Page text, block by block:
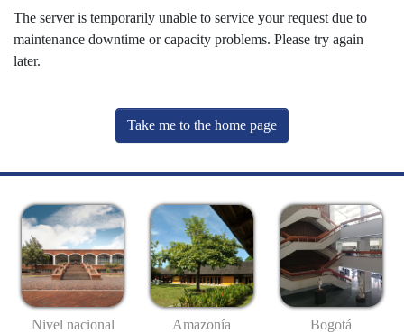
The server is temporarily unable to service your request due to
maintenance downtime or capacity problems. Please try again
later.
Take me to the home page
Nivel nacional Amazonía Bogotá